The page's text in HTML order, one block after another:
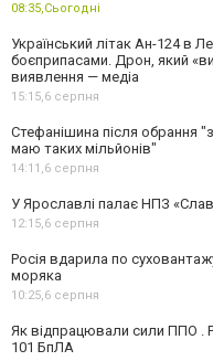
08:35,Сьогодні
Український літак Ан-124 в
боєприпасами. Дрон, який
виявлення — медіа
15:15,6 серпня
Стефанішина після обрання
маю таких мільйонів"
14:11,6 серпня
У Ярославлі палає НПЗ
12:15,6 серпня
Росія вдарила по
моряка
10:25,6 серпня
Як відпрацювали сили ППО .
101 БпЛА